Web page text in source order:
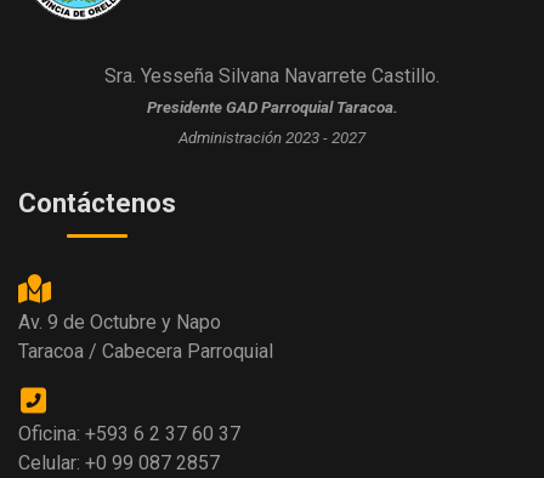
Sra. Yesseña Silvana Navarrete Castillo.
Presidente GAD Parroquial Taracoa.
Administración 2023 - 2027
Contáctenos
Av. 9 de Octubre y Napo
Taracoa / Cabecera Parroquial
Oficina: +593 6 2 37 60 37
Celular: +0 99 087 2857